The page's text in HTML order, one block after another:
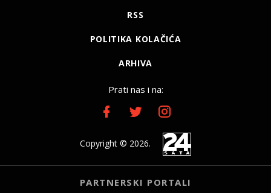
RSS
POLITIKA KOLAČIĆA
ARHIVA
Prati nas i na:
Copyright © 2026.
PARTNERSKI PORTALI